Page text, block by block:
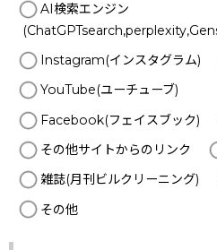
AI検索エンジン
Instagram(インスタグラム)
YouTube(ユーチューブ)
Facebook(フェイスブック)
その他サイトからのリンク
雑誌(月刊ビルクリーニング)
その他